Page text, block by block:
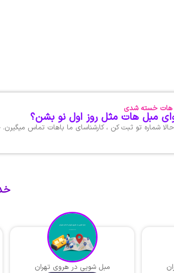
هات خسته شدی
مبل هات مثل روز اول نو بشن؟
شماره تو ثبت کن ، کارشناسای ما باهات تماس
مبل شویی در هروی تهران